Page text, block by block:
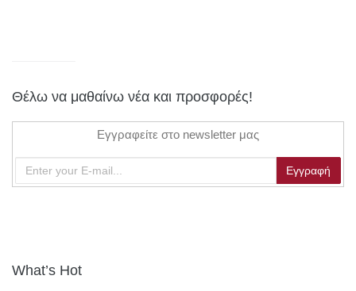
Θέλω να μαθαίνω νέα και προσφορές!
Εγγραφείτε στο newsletter μας
What’s Hot